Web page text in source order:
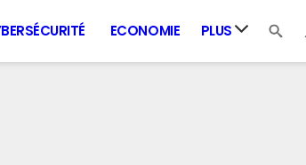
ECONOMIE PLUS